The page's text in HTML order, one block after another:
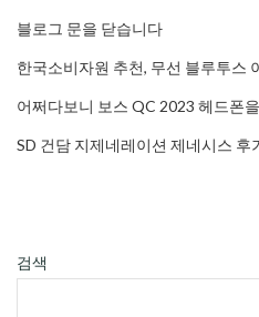
블로그 문을 닫습니다
한국소비자원 추천, 무선 블루투스
어쩌다보니 보스 QC 2023 헤드폰
SD 건담 지제네레이션 제네시스 후
검색